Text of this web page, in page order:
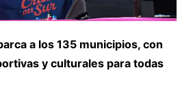
a los 135 municipios, con
y culturales para todas